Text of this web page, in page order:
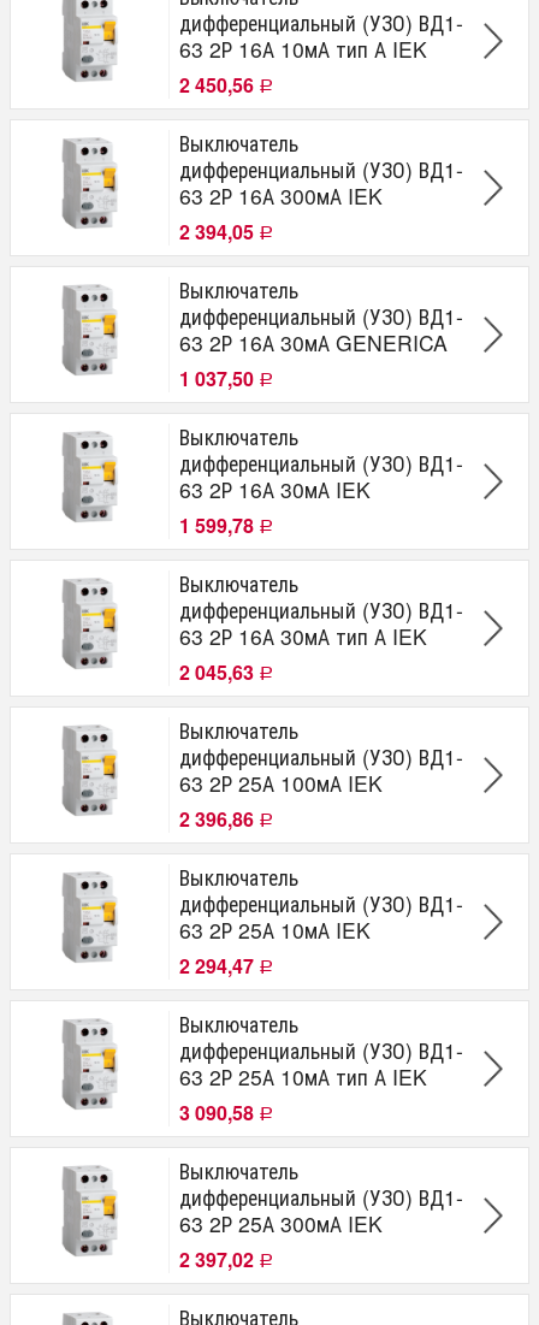
дифференциальный (УЗО) ВД1-
63 2Р 16А 10мА тип А IEK
2 450,56 Р
Выключатель
дифференциальный (УЗО) ВД1-
63 2Р 16А 300мА IEK
2 394,05 Р
Выключатель
дифференциальный (УЗО) ВД1-
63 2Р 16А 30мА GENERICA
1 037,50 Р
Выключатель
дифференциальный (УЗО) ВД1-
63 2Р 16А 30мА IEK
1 599,78 Р
Выключатель
дифференциальный (УЗО) ВД1-
63 2Р 16А 30мА тип А IEK
2 045,63 Р
Выключатель
дифференциальный (УЗО) ВД1-
63 2Р 25А 100мА IEK
2 396,86 Р
Выключатель
дифференциальный (УЗО) ВД1-
63 2Р 25А 10мА IEK
2 294,47 Р
Выключатель
дифференциальный (УЗО) ВД1-
63 2Р 25А 10мА тип А IEK
3 090,58 Р
Выключатель
дифференциальный (УЗО) ВД1-
63 2Р 25А 300мА IEK
2 397,02 Р
Выключатель